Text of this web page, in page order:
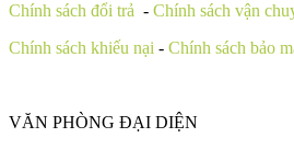
Chính sách đổi trả - Chính sách vận
Chính sách khiếu nại - Chính sách bảo
VĂN PHÒNG ĐẠI DIỆN